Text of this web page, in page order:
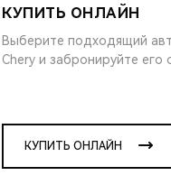
КУПИТЬ ОНЛАЙН
Выберите подходящий
Chery и забронируйте его
КУПИТЬ ОНЛАЙН